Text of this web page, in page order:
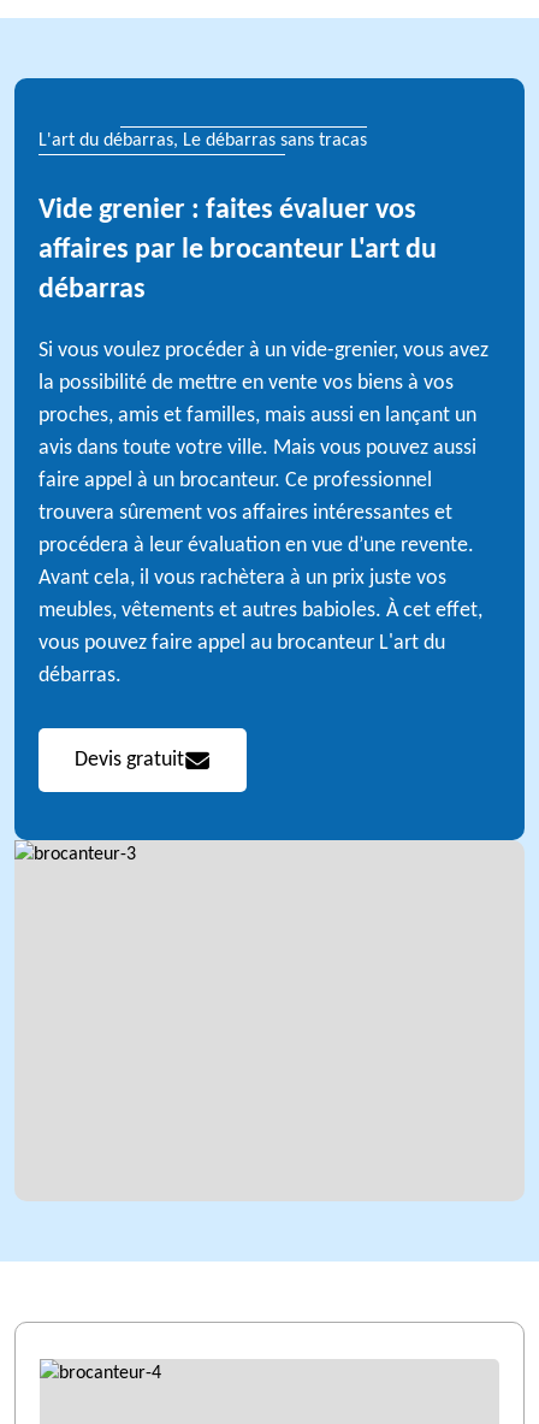
L'art du débarras, Le débarras sans tracas
Vide grenier : faites évaluer vos
affaires par le brocanteur L'art du
débarras
Si vous voulez procéder à un vide-grenier, vous avez
la possibilité de mettre en vente vos biens à vos
proches, amis et familles, mais aussi en lançant un
avis dans toute votre ville. Mais vous pouvez aussi
faire appel à un brocanteur. Ce professionnel
trouvera sûrement vos affaires intéressantes et
procédera à leur évaluation en vue d’une revente.
Avant cela, il vous rachètera à un prix juste vos
meubles, vêtements et autres babioles. À cet effet,
vous pouvez faire appel au brocanteur L'art du
débarras.
Devis gratuit